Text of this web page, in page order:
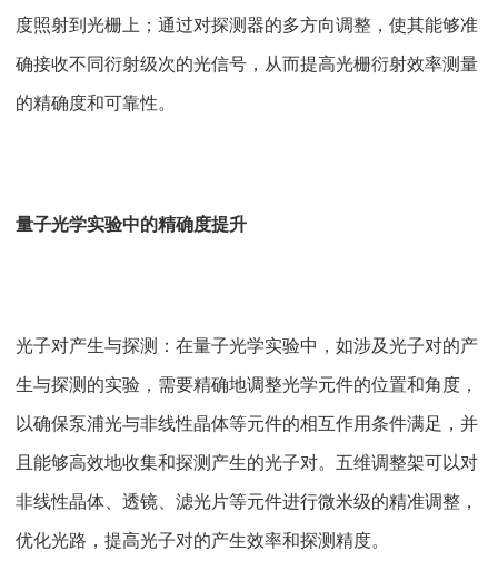
度照射到光栅上；通过对探测器的多方向调整，使其能够准
确接收不同衍射级次的光信号，从而提高光栅衍射效率测量
的精确度和可靠性。
量子光学实验中的精确度提升
光子对产生与探测：在量子光学实验中，如涉及光子对的产
生与探测的实验，需要精确地调整光学元件的位置和角度，
以确保泵浦光与非线性晶体等元件的相互作用条件满足，并
且能够高效地收集和探测产生的光子对。五维调整架可以对
非线性晶体、透镜、滤光片等元件进行微米级的精准调整，
优化光路，提高光子对的产生效率和探测精度。